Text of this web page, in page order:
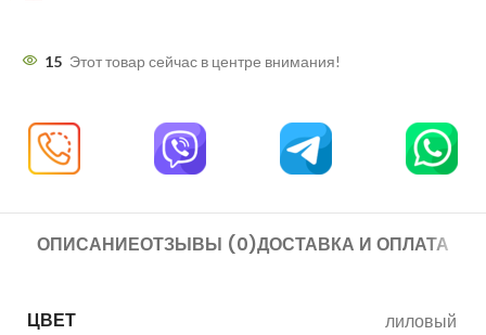
15 Этот товар сейчас в центре внимания!
ОПИСАНИЕОТЗЫВЫ (0)ДОСТАВКА И ОПЛАТА
ЦВЕТ лиловый